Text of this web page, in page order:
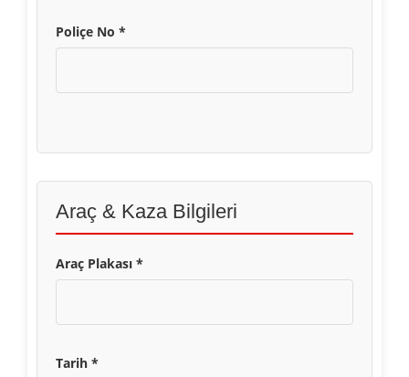
Poliçe No *
Araç & Kaza Bilgileri
Araç Plakası *
Tarih *